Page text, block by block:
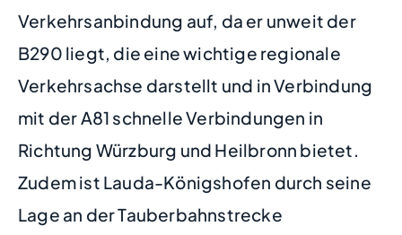
Verkehrsanbindung auf, da er unweit der
B290 liegt, die eine wichtige regionale
Verkehrsachse darstellt und in Verbindung
mit der A81 schnelle Verbindungen in
Richtung Würzburg und Heilbronn bietet.
Zudem ist Lauda-Königshofen durch seine
Lage an der Tauberbahnstrecke